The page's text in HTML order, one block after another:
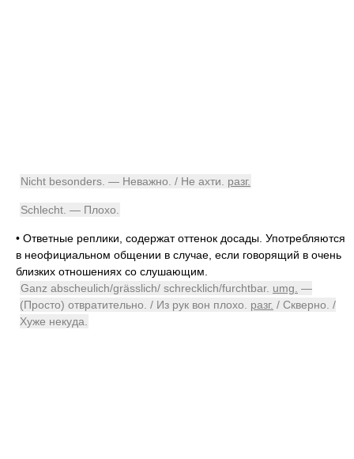
Nicht besonders. — Неважно. / Не ахти. разг.
Schlecht. — Плохо.
• Ответные реплики, содержат оттенок досады. Употребляются
в неофициальном общении в случае, если говорящий в очень
близких отношениях со слушающим.
Ganz abscheulich/grässlich/ schrecklich/furchtbar. umg. —
(Просто) отвратительно. / Из рук вон плохо. разг. / Скверно. /
Хуже некуда.